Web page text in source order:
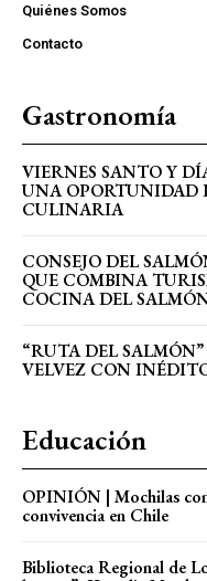
Quiénes Somos
Contacto
Gastronomía
VIERNES SANTO Y
UNA OPORTUNIDAD
CULINARIA
CONSEJO DEL
QUE COMBINA
COCINA DEL
“RUTA DEL
VELVEZ CON
Educación
OPINIÓN | Mochilas
convivencia en Chile
Biblioteca Regional de